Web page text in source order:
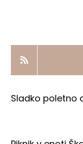
PRODAJNI IZDELKI
AKTUALNO
Sladko poletno